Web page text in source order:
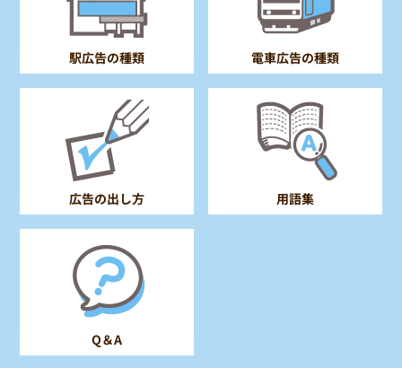
駅広告の種類 電車広告の種類
広告の出し方 用語集
Q＆A